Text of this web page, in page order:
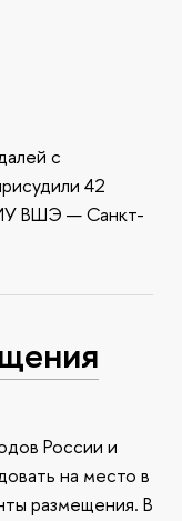
с
42
ВШЭ — Санкт-
России и
на место в
размещения. В